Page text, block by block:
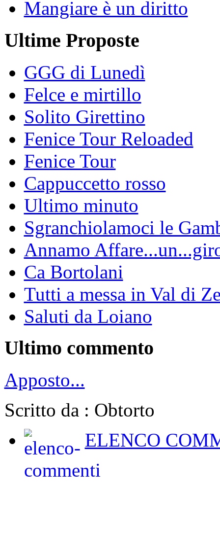
Mangiare è un diritto
Ultime Proposte
GGG di Lunedì
Felce e mirtillo
Solito Girettino
Fenice Tour Reloaded
Fenice Tour
Cappuccetto rosso
Ultimo minuto
Sgranchiolamoci le
Annamo
Ca Bortolani
Tutti a messa in Val di
Saluti da Loiano
Ultimo commento
Apposto...
Scritto da : Obtorto
ELENCO